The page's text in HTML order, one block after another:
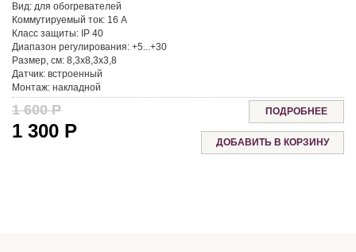
Вид: для обогревателей
Коммутируемый ток: 16 A
Класс защиты: IP 40
Диапазон регулирования: +5...+30
Размер, см: 8,3x8,3x3,8
Датчик: встроенный
Монтаж: накладной
1 600Р
1 300 Р
ПОДРОБНЕЕ